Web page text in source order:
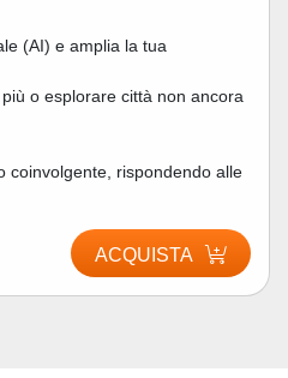
(AI) e amplia la tua
o esplorare città non ancora
coinvolgente, rispondendo alle
ACQUISTA